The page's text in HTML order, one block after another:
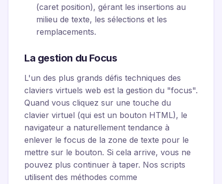
(caret position), gérant les insertions au
milieu de texte, les sélections et les
remplacements.
La gestion du Focus
L'un des plus grands défis techniques des
claviers virtuels web est la gestion du "focus".
Quand vous cliquez sur une touche du
clavier virtuel (qui est un bouton HTML), le
navigateur a naturellement tendance à
enlever le focus de la zone de texte pour le
mettre sur le bouton. Si cela arrive, vous ne
pouvez plus continuer à taper. Nos scripts
utilisent des méthodes comme